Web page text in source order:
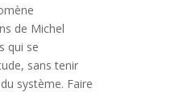
de Michel
qui se
sans tenir
système. Faire